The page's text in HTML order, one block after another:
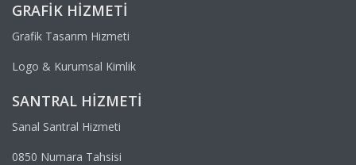
GRAFIK HIZMETI
Grafik Tasarım Hizmeti
Logo & Kurumsal Kimlik
SANTRAL HIZMETI
Sanal Santral Hizmeti
0850 Numara Tahsisi